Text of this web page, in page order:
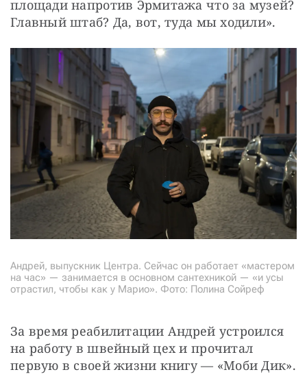
площади напротив Эрмитажа что за музей?
Главный штаб? Да, вот, туда мы ходили».
Андрей, выпускник Центра. Сейчас он работает «мастером
на час» — занимается в основном сантехникой — «и усы
отрастил, чтобы как у Марио». Фото: Полина Сойреф
За время реабилитации Андрей устроился
на работу в швейный цех и прочитал